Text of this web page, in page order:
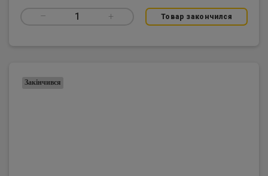
– 1 + Товар закончился
Закінчився